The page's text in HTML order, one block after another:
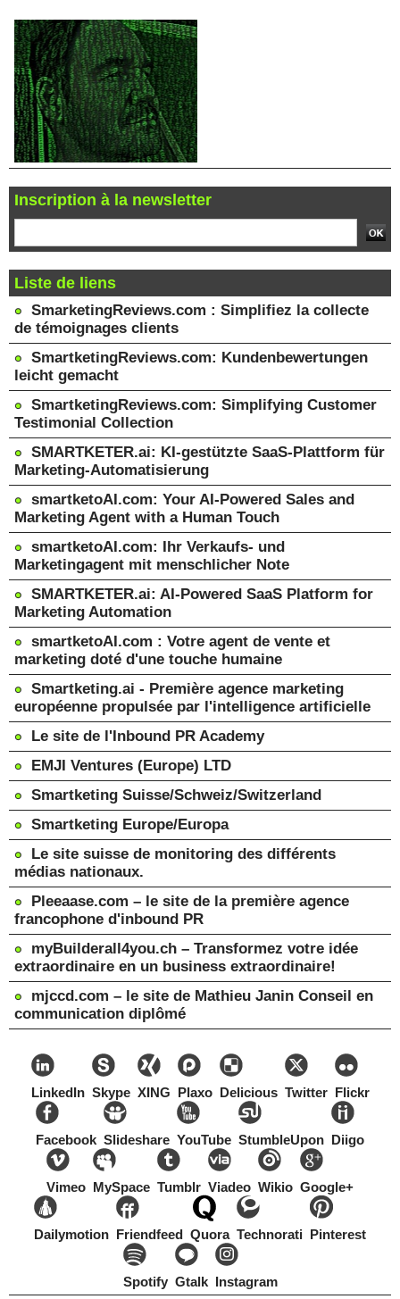
Inscription à la newsletter
Liste de liens
SmarketingReviews.com : Simplifiez la collecte
de témoignages clients
SmartketingReviews.com: Kundenbewertungen
leicht gemacht
SmartketingReviews.com: Simplifying Customer
Testimonial Collection
SMARTKETER.ai: KI-gestützte SaaS-Plattform für
Marketing-Automatisierung
smartketoAI.com: Your AI-Powered Sales and
Marketing Agent with a Human Touch
smartketoAI.com: Ihr Verkaufs- und
Marketingagent mit menschlicher Note
SMARTKETER.ai: AI-Powered SaaS Platform for
Marketing Automation
smartketoAI.com : Votre agent de vente et
marketing doté d'une touche humaine
Smartketing.ai - Première agence marketing
européenne propulsée par l'intelligence artificielle
Le site de l'Inbound PR Academy
EMJI Ventures (Europe) LTD
Smartketing Suisse/Schweiz/Switzerland
Smartketing Europe/Europa
Le site suisse de monitoring des différents
médias nationaux.
Pleeaase.com – le site de la première agence
francophone d'inbound PR
myBuilderall4you.ch – Transformez votre idée
extraordinaire en un business extraordinaire!
mjccd.com – le site de Mathieu Janin Conseil en
communication diplômé
LinkedIn Skype XING Plaxo Delicious Twitter Flickr
Facebook Slideshare YouTube StumbleUpon Diigo
Vimeo MySpace Tumblr Viadeo Wikio Google+
Dailymotion Friendfeed Quora Technorati Pinterest
Spotify Gtalk Instagram